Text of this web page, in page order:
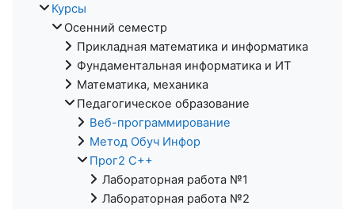
Курсы
Осенний семестр
Прикладная математика и информатика
Фундаментальная информатика и ИТ
Математика, механика
Педагогическое образование
Веб-программирование
Метод Обуч Инфор
Прог2 С++
Лабораторная работа №1
Лабораторная работа №2